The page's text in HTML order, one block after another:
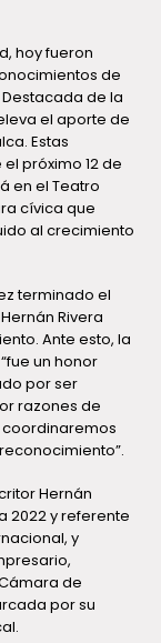
hoy fueron
de
Destacada de la
el aporte de
Estas
próximo 12 de
en el Teatro
cívica que
al crecimiento
terminado el
Rivera
Ante esto, la
un honor
por ser
razones de
Hernán
2022 y referente
y
de
por su